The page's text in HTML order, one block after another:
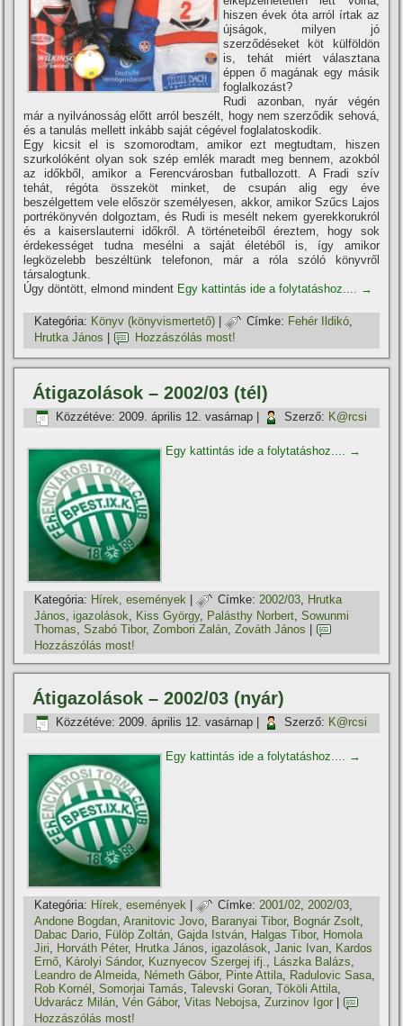
hiszen évek óta arról í­rtak az
újságok, milyen jó
szerződéseket köt külföldön
is, tehát miért választana
éppen ő magának egy másik
foglalkozást?
Rudi azonban, nyár végén
már a nyilvánosság előtt arról beszélt, hogy nem szerződik sehová,
és a tanulás mellett inkább saját cégével foglalatoskodik.
Egy kicsit el is szomorodtam, amikor ezt megtudtam, hiszen
szurkolóként olyan sok szép emlék maradt meg bennem, azokból
az időkből, amikor a Ferencvárosban futballozott. A Fradi szí­v
tehát, régóta összeköt minket, de csupán alig egy éve
beszélgettem vele először személyesen, akkor, amikor Szűcs Lajos
portrékönyvén dolgoztam, és Rudi is mesélt nekem gyerekkorukról
és a kaiserslauterni időkről. A történeteiből éreztem, hogy sok
érdekességet tudna mesélni a saját életéből is, í­gy amikor
legközelebb beszéltünk telefonon, már a róla szóló könyvről
társalogtunk.
Úgy döntött, elmond mindent Egy kattintás ide a folytatáshoz.... →
Kategória: Könyv (könyvismertető) | Címke: Fehér Ildikó,
Hrutka János
Hozzászólás most!
Átigazolások – 2002/03 (tél)
Közzétéve: 2009. április 12. vasárnap Szerző: K@rcsi
Egy kattintás ide a folytatáshoz.... →
Kategória: Hí­rek, események | Címke: 2002/03, Hrutka
János ,igazolások Kiss György, Palásthy Norbert ,Sowunmi
Thomas,Szabó Tibor,Zombori Zalán,Zováth János
Hozzászólás most!
Átigazolások – 2002/03 (nyár)
Közzétéve: 2009. április 12. vasárnap Szerző: K@rcsi
Egy kattintás ide a folytatáshoz.... →
Kategória: Hí­rek, események | Címke: 2001/02,2002/03,
Andone Bogdan ,Aranitovic Jovo Baranyai Tibor, Bognár Zsolt
Dabac Dario
Fülöp Zoltán ,Gajda István Halgas Tibor, Homola
Jiri
Horváth Péter, Hrutka János ,igazolások ,Janic Ivan
Kardos
Ernő
Károlyi Sándor, Kuznyecov Szergej ifj. Lászka Balázs
Leandro de Almeida
Németh Gábor, Pinte Attila Radulovic Sasa
Rob Kornél
,Somorjai Tamás ,Talevski Goran ,Tököli Attila
Udvarácz Milán,Vén Gábor,Vitas Nebojsa,Zurzinov Igor
Hozzászólás most!